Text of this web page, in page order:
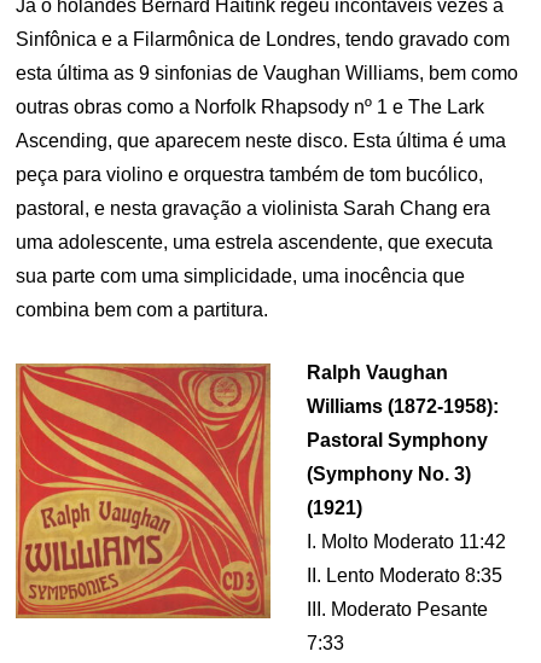
Já o holandês Bernard Haitink regeu incontáveis vezes a
Sinfônica e a Filarmônica de Londres, tendo gravado com
esta última as 9 sinfonias de Vaughan Williams, bem como
outras obras como a Norfolk Rhapsody nº 1 e The Lark
Ascending, que aparecem neste disco. Esta última é uma
peça para violino e orquestra também de tom bucólico,
pastoral, e nesta gravação a violinista Sarah Chang era
uma adolescente, uma estrela ascendente, que executa
sua parte com uma simplicidade, uma inocência que
combina bem com a partitura.
Ralph Vaughan
Williams (1872-1958):
Pastoral Symphony
(Symphony No. 3)
(1921)
I. Molto Moderato 11:42
II. Lento Moderato 8:35
III. Moderato Pesante
7:33